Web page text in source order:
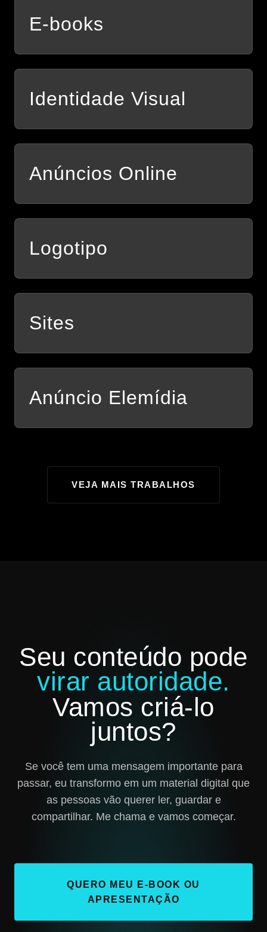
E-books
Identidade Visual
Anúncios Online
Logotipo
Sites
Anúncio Elemídia
VEJA MAIS TRABALHOS
Seu conteúdo pode
virar autoridade.
Vamos criá-lo
juntos?
Se você tem uma mensagem importante para
passar, eu transformo em um material digital que
as pessoas vão querer ler, guardar e
compartilhar. Me chama e vamos começar.
QUERO MEU E-BOOK OU
APRESENTAÇÃO